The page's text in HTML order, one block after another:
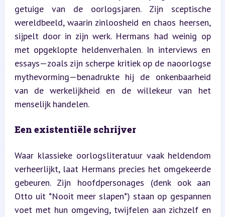
getuige van de oorlogsjaren. Zijn sceptische
wereldbeeld, waarin zinloosheid en chaos heersen,
sijpelt door in zijn werk. Hermans had weinig op
met opgeklopte heldenverhalen. In interviews en
essays—zoals zijn scherpe kritiek op de naoorlogse
mythevorming—benadrukte hij de onkenbaarheid
van de werkelijkheid en de willekeur van het
menselijk handelen.
Een existentiële schrijver
Waar klassieke oorlogsliteratuur vaak heldendom
verheerlijkt, laat Hermans precies het omgekeerde
gebeuren. Zijn hoofdpersonages (denk ook aan
Otto uit *Nooit meer slapen*) staan op gespannen
voet met hun omgeving, twijfelen aan zichzelf en